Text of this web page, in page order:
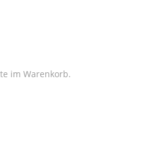
im Warenkorb.